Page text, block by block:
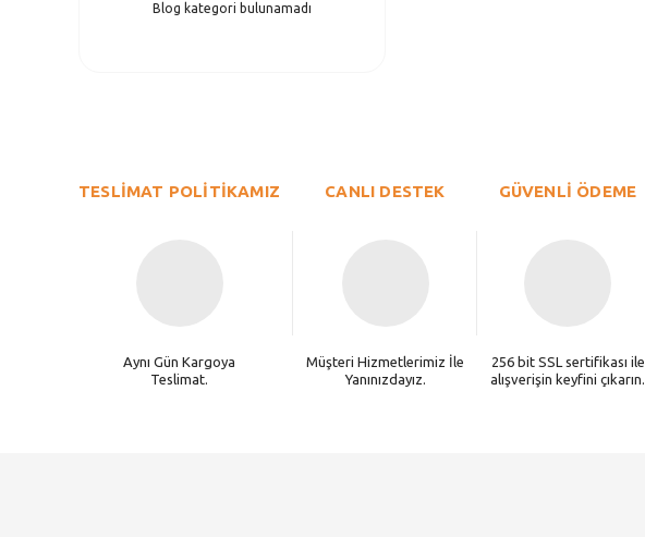
Blog kategori bulunamadı
TESLİMAT POLİTİKAMIZ
Aynı Gün Kargoya
Teslimat.
CANLI DESTEK
Müşteri Hizmetlerimiz İle
Yanınızdayız.
GÜVENLİ ÖDEME
256 bit SSL sertifikası ile
alışverişin keyfini çıkarın.